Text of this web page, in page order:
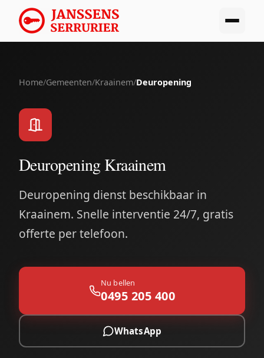
Home/Gemeenten/Kraainem/Deuropening
Deuropening Kraainem
Deuropening dienst beschikbaar in
Kraainem. Snelle interventie 24/7, gratis
offerte per telefoon.
Nu bellen
0495 205 400
WhatsApp